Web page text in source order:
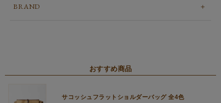
BRAND
おすすめ商品
サコッシュフラットショルダーバッグ 全4色